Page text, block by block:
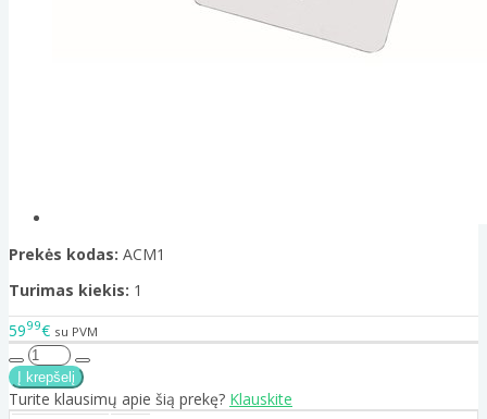
Prekės kodas: ACM1
Turimas kiekis: 1
5999€ su PVM
Turite klausimų apie šią prekę? Klauskite